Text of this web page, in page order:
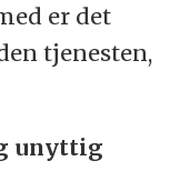
er det
tjenesten,
unyttig